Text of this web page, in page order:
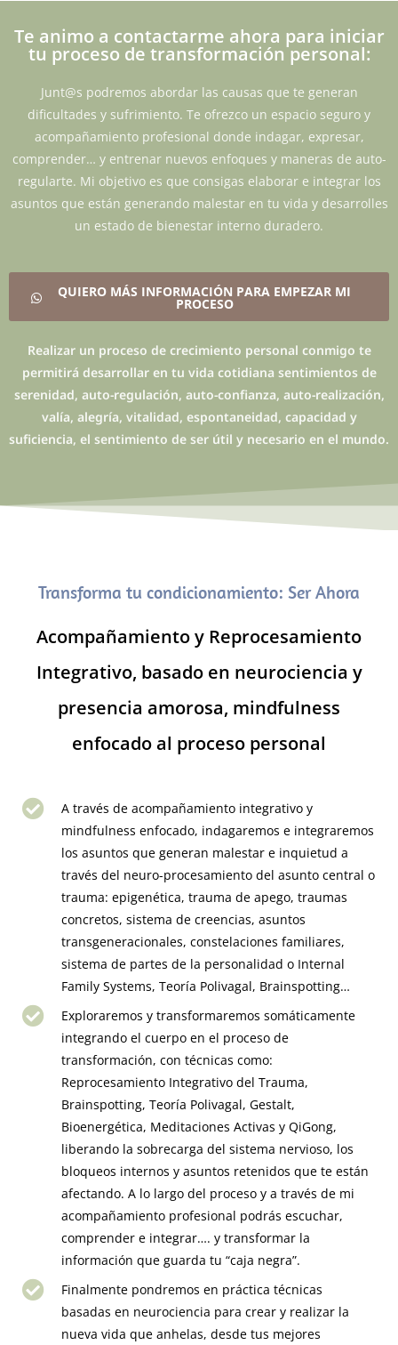
Te animo a contactarme ahora para iniciar
tu proceso de transformación personal:
Junt@s podremos abordar las causas que te generan
dificultades y sufrimiento. Te ofrezco un espacio seguro y
acompañamiento profesional donde indagar, expresar,
comprender… y entrenar nuevos enfoques y maneras de auto-
regularte. Mi objetivo es que consigas elaborar e integrar los
asuntos que están generando malestar en tu vida y desarrolles
un estado de bienestar interno duradero.
QUIERO MÁS INFORMACIÓN PARA EMPEZAR MI
PROCESO
Realizar un proceso de crecimiento personal conmigo te
permitirá desarrollar en tu vida cotidiana sentimientos de
serenidad, auto-regulación, auto-confianza, auto-realización,
valía, alegría, vitalidad, espontaneidad, capacidad y
suficiencia, el sentimiento de ser útil y necesario en el mundo.
Transforma tu condicionamiento: Ser Ahora
Acompañamiento y Reprocesamiento
Integrativo, basado en neurociencia y
presencia amorosa, mindfulness
enfocado al proceso personal
A través de acompañamiento integrativo y
mindfulness enfocado, indagaremos e integraremos
los asuntos que generan malestar e inquietud a
través del neuro-procesamiento del asunto central o
trauma: epigenética, trauma de apego, traumas
concretos, sistema de creencias, asuntos
transgeneracionales, constelaciones familiares,
sistema de partes de la personalidad o Internal
Family Systems, Teoría Polivagal, Brainspotting…
Exploraremos y transformaremos somáticamente
integrando el cuerpo en el proceso de
transformación, con técnicas como:
Reprocesamiento Integrativo del Trauma,
Brainspotting, Teoría Polivagal, Gestalt,
Bioenergética, Meditaciones Activas y QiGong,
liberando la sobrecarga del sistema nervioso, los
bloqueos internos y asuntos retenidos que te están
afectando. A lo largo del proceso y a través de mi
acompañamiento profesional podrás escuchar,
comprender e integrar…. y transformar la
información que guarda tu “caja negra”.
Finalmente pondremos en práctica técnicas
basadas en neurociencia para crear y realizar la
nueva vida que anhelas, desde tus mejores